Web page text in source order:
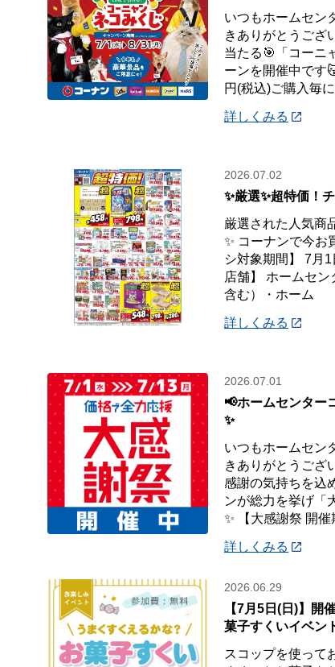
いつもホームセン
きありがとうござ
当たる🎯「コーニ
ーンを開催中です
円(税込)ご購入毎
詳しくみる
2026.07.02
✨厳選✨超特価！
厳選された人気商
✨ コーナンで今お
シ対象期間】 7月
店舗】 ホームセ
含む）・ホーム
詳しくみる
2026.07.01
📢ホームセンター
✨
いつもホームセン
きありがとうござ
感謝の気持ちを込
ンが総力を挙げ「
✨ 【大感謝祭 開催
詳しくみる
2026.06.29
【7月5日(日)】開
菓子すくいイベン
スコップを使って